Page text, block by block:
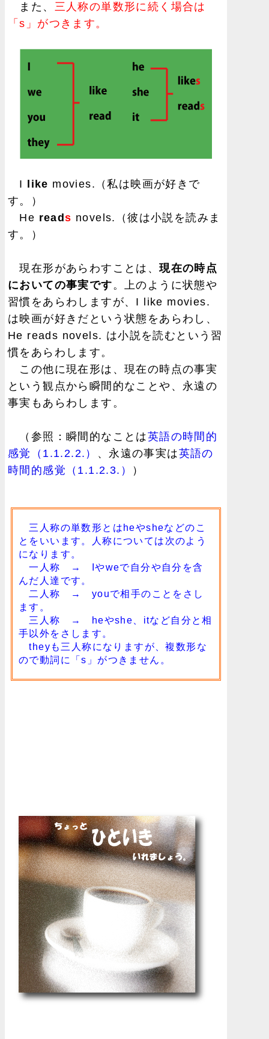
また、 三人称の単数形に続く場合は
「s」がつきます。
I like movies.（私は映画が好きで
す。）
He reads novels.（彼は小説を読みま
す。）
現在形があらわすことは、現在の時点
においての事実です。上のように状態や
習慣をあらわしますが、I like movies.
は映画が好きだという状態をあらわし、
He reads novels. は小説を読むという習
慣をあらわします。
この他に現在形は、現在の時点の事実
という観点から瞬間的なことや、永遠の
事実もあらわします。
（参照：瞬間的なことは英語の時間的
感覚（1.1.2.2.）
、永遠の事実は英語の
時間的感覚（1.1.2.3.）
）
三人称の単数形とはheやsheなどのこ
とをいいます。人称については次のよう
になります。
一人称 → Iやweで自分や自分を含
んだ人達です。
二人称 → youで相手のことをさし
ます。
三人称 → heやshe、itなど自分と相
手以外をさします。
theyも三人称になりますが、複数形な
ので動詞に「s」がつきません。